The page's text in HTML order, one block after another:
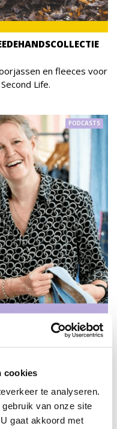
cookies
te analyseren.
van onze site
gaat akkoord met
en fleeces voor
Life.
PODCASTS
in gesprek met Elles
TRENDS